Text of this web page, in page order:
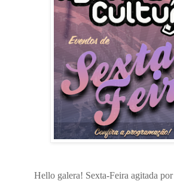
Hello galera! Sexta-Feira agitada